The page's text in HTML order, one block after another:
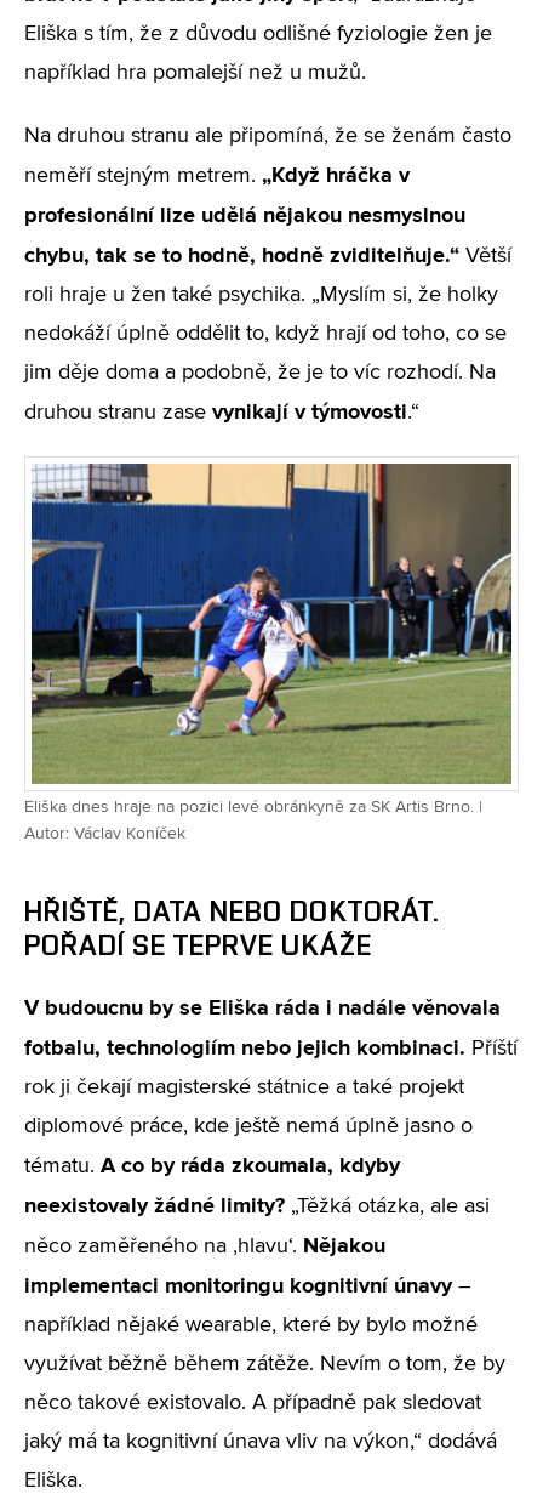
Eliška s tím, že z důvodu odlišné fyziologie žen je
například hra pomalejší než u mužů.
Na druhou stranu ale připomíná, že se ženám často
neměří stejným metrem. „Když hráčka v
profesionální lize udělá nějakou nesmyslnou
chybu, tak se to hodně, hodně zviditelňuje.“ Větší
roli hraje u žen také psychika. „Myslím si, že holky
nedokáží úplně oddělit to, když hrají od toho, co se
jim děje doma a podobně, že je to víc rozhodí. Na
druhou stranu zase vynikají v týmovosti.“
Eliška dnes hraje na pozici levé obránkyně za SK Artis Brno. |
Autor: Václav Koníček
HŘIŠTĚ, DATA NEBO DOKTORÁT.
POŘADÍ SE TEPRVE UKÁŽE
V budoucnu by se Eliška ráda i nadále věnovala
fotbalu, technologiím nebo jejich kombinaci. Příští
rok ji čekají magisterské státnice a také projekt
diplomové práce, kde ještě nemá úplně jasno o
tématu. A co by ráda zkoumala, kdyby
neexistovaly žádné limity? „Těžká otázka, ale asi
něco zaměřeného na ‚hlavu‘. Nějakou
implementaci monitoringu kognitivní únavy –
například nějaké wearable, které by bylo možné
využívat běžně během zátěže. Nevím o tom, že by
něco takové existovalo. A případně pak sledovat
jaký má ta kognitivní únava vliv na výkon,“ dodává
Eliška.